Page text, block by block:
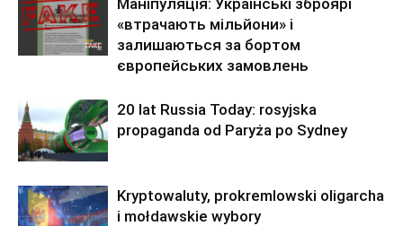
«втрачають мільйони» і
залишаються за бортом
європейських замовлень
20 lat Russia Today: rosyjska
propaganda od Paryża po Sydney
Kryptowaluty, prokremlowski oligarcha
i mołdawskie wybory